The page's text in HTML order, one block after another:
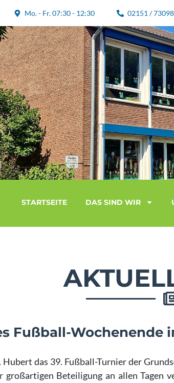
Mo. - Fr. 07:30 - 12:30 02151 /
STARTSEITE DAS SIND WIR
Fußball-Wochenende
das 39. Fußball-Turnier der
großartigen Beteiligung an allen Tagen